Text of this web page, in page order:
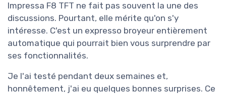
Impressa F8 TFT ne fait pas souvent la une des
discussions. Pourtant, elle mérite qu'on s'y
intéresse. C'est un expresso broyeur entièrement
automatique qui pourrait bien vous surprendre par
ses fonctionnalités.
Je l'ai testé pendant deux semaines et,
honnêtement, j'ai eu quelques bonnes surprises. Ce